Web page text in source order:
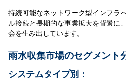
持続可能なネットワーク型インフラ
ル接続と長期的な事業拡大を背景に
会を生み出しています。
雨水収集市場のセグメント
システムタイプ別：